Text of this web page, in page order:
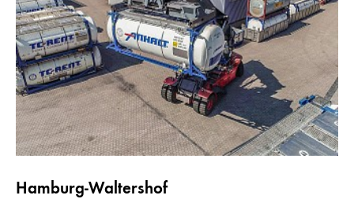
Hamburg-Waltershof